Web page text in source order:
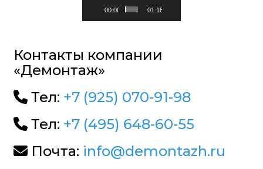
00:00 01:18
Контакты компании
«Демонтаж»
Тел: +7 (925) 070-91-98
Тел: +7 (495) 648-60-55
Почта: info@demontazh.ru